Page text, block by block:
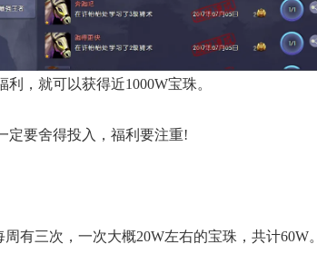
利，就可以获得近1000W宝珠。
定要舍得投入，福利要注重!
有三次，一次大概20W左右的宝珠，共计60W。